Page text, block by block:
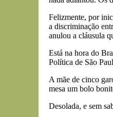
Felizmente, por
a discriminação
anulou a cláusula
Está na hora do
Política de São
A mãe de cinco
mesa um bolo
Desolada, e sem